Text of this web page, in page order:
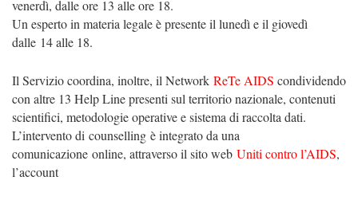
venerdì, dalle ore 13 alle ore 18.
Un esperto in materia legale è presente il lunedì e il giovedì
dalle 14 alle 18.
Il Servizio coordina, inoltre, il Network ReTe AIDS condividendo
con altre 13 Help Line presenti sul territorio nazionale, contenuti
scientifici, metodologie operative e sistema di raccolta dati.
L’intervento di counselling è integrato da una
comunicazione online, attraverso il sito web Uniti contro l’AIDS,
l’account